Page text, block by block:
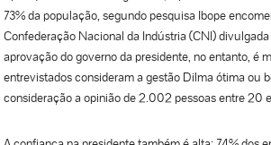
73% da população, segundo pesquisa Ibope
Confederação Nacional da Indústria (CNI)
aprovação do governo da presidente, no entanto, é
entrevistados consideram a gestão Dilma ótima ou
consideração a opinião de 2.002 pessoas entre 20